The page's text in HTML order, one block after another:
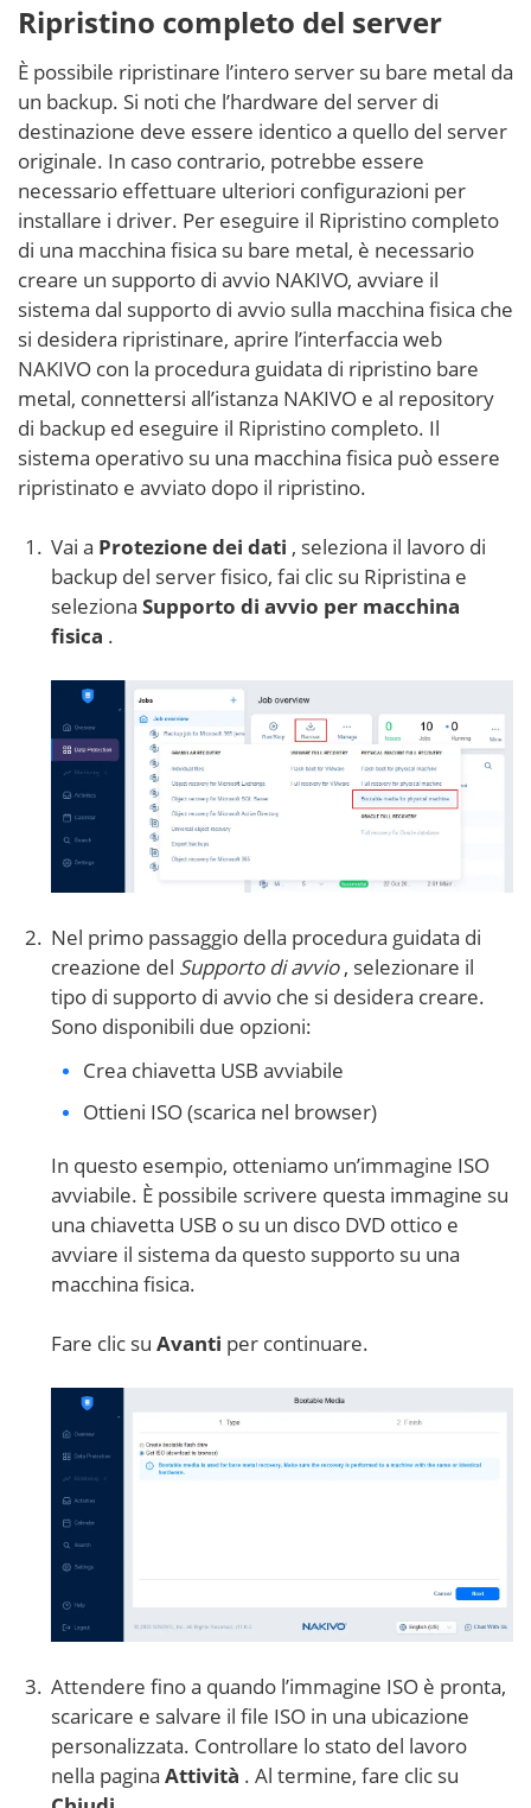
Ripristino completo del server
È possibile ripristinare l’intero server su bare metal da
un backup. Si noti che l’hardware del server di
destinazione deve essere identico a quello del server
originale. In caso contrario, potrebbe essere
necessario effettuare ulteriori configurazioni per
installare i driver. Per eseguire il Ripristino completo
di una macchina fisica su bare metal, è necessario
creare un supporto di avvio NAKIVO, avviare il
sistema dal supporto di avvio sulla macchina fisica che
si desidera ripristinare, aprire l’interfaccia web
NAKIVO con la procedura guidata di ripristino bare
metal, connettersi all’istanza NAKIVO e al repository
di backup ed eseguire il Ripristino completo. Il
sistema operativo su una macchina fisica può essere
ripristinato e avviato dopo il ripristino.
Vai a Protezione dei dati , seleziona il lavoro di
backup del server fisico, fai clic su Ripristina e
seleziona Supporto di avvio per macchina
fisica .
Nel primo passaggio della procedura guidata di
creazione del Supporto di avvio, selezionare il
tipo di supporto di avvio che si desidera creare.
Sono disponibili due opzioni:
Crea chiavetta USB avviabile
Ottieni ISO (scarica nel browser)
In questo esempio, otteniamo un’immagine ISO
avviabile. È possibile scrivere questa immagine su
una chiavetta USB o su un disco DVD ottico e
avviare il sistema da questo supporto su una
macchina fisica.
Fare clic su Avanti per continuare.
Attendere fino a quando l’immagine ISO è pronta,
scaricare e salvare il file ISO in una ubicazione
personalizzata. Controllare lo stato del lavoro
nella pagina Attività . Al termine, fare clic su